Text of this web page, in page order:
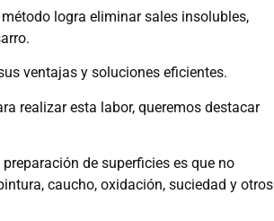
logra eliminar sales insolubles,
ventajas y soluciones eficientes.
realizar esta labor, queremos destacar
de superficies es que no
caucho, oxidación, suciedad y otros